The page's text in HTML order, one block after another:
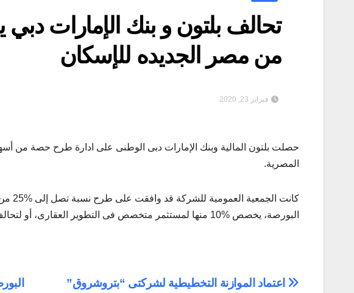
تحالف بلتون و بنك الإمارات
من مصر الجديده للإسكان
فبراير 23, 2020
حصلت بلتون المالية وبنك الإمارات دبى الوطنى على ادارة طرح حصة من
المصرية.
البورصة، يخصص %10 منها لمستثمر متخصص فى التطوير العقارى، أو لتحالف بين مستثمر استراتيجى وشركة تطوير عقارى.
تصفّح
اعتماد الموازنة التخطيطية لشركتى “بتروشروق”